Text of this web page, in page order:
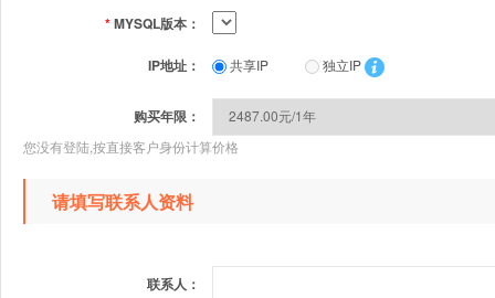
*MYSQL版本：
IP地址： 共享IP 独立IP
购买年限：
您没有登陆,按直接客户身份计算价格
请填写联系人资料
联系人：